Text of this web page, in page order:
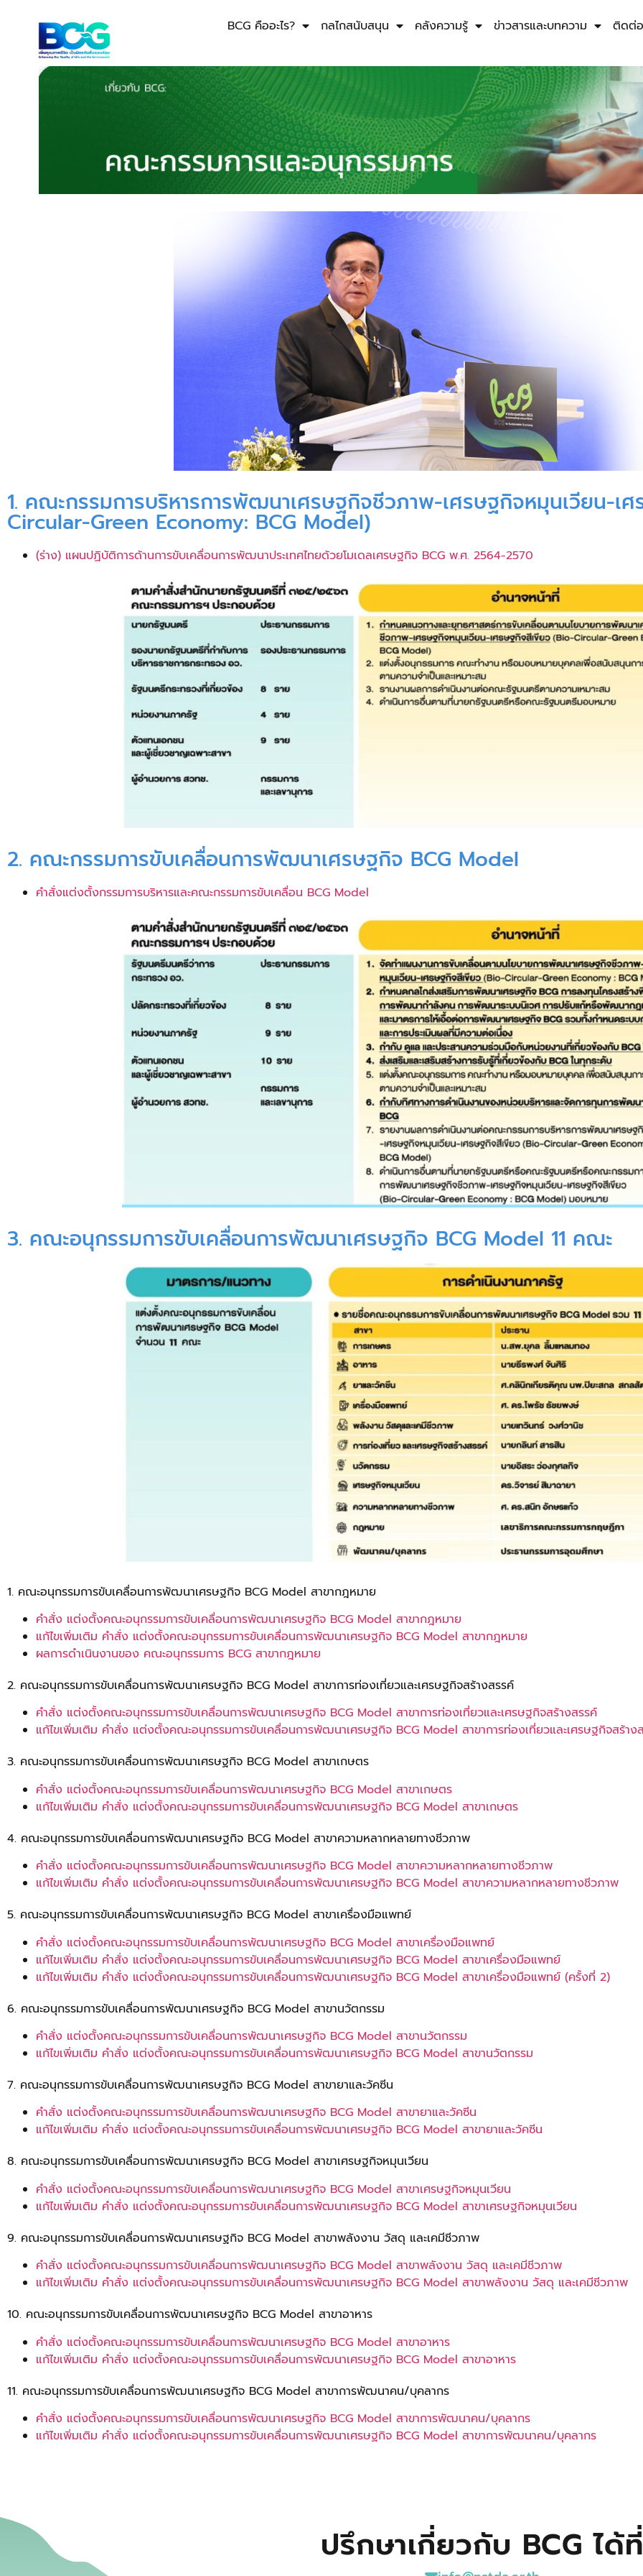
BCG คืออะไร? กลไกสนับสนุน คลังความรู้ ข่าวสารและบทความ ติดต่อ
1. คณะกรรมการบริหารการพัฒนาเศรษฐกิจชีวภาพ-เศรษฐกิจหมุนเวียน-เ
Circular-Green Economy: BCG Model)
(ร่าง) แผนปฏิบัติการด้านการขับเคลื่อนการพัฒนาประเทศไทยด้วยโมเดลเศรษฐกิจ BCG พ.ศ. 2564-2570
2. คณะกรรมการขับเคลื่อนการพัฒนาเศรษฐกิจ BCG Model
คำสั่งแต่งตั้งกรรมการบริหารและคณะกรรมการขับเคลื่อน BCG Model
3. คณะอนุกรรมการขับเคลื่อนการพัฒนาเศรษฐกิจ BCG Model 11 คณะ
1. คณะอนุกรรมการขับเคลื่อนการพัฒนาเศรษฐกิจ BCG Model สาขากฎหมาย
คำสั่ง แต่งตั้งคณะอนุกรรมการขับเคลื่อนการพัฒนาเศรษฐกิจ BCG Model สาขากฎหมาย
แก้ไขเพิ่มเติม คำสั่ง แต่งตั้งคณะอนุกรรมการขับเคลื่อนการพัฒนาเศรษฐกิจ BCG Model สาขากฎหมาย
ผลการดำเนินงานของ คณะอนุกรรมการ BCG สาขากฎหมาย
2. คณะอนุกรรมการขับเคลื่อนการพัฒนาเศรษฐกิจ BCG Model สาขาการท่องเที่ยวและเศรษฐกิจสร้างสรรค์
คำสั่ง แต่งตั้งคณะอนุกรรมการขับเคลื่อนการพัฒนาเศรษฐกิจ BCG Model สาขาการท่องเที่ยวและเศรษฐกิจสร้างสรรค์
แก้ไขเพิ่มเติม คำสั่ง แต่งตั้งคณะอนุกรรมการขับเคลื่อนการพัฒนาเศรษฐกิจ BCG Model สาขาการท่องเที่ยวและเศรษฐกิจสร้าง
3. คณะอนุกรรมการขับเคลื่อนการพัฒนาเศรษฐกิจ BCG Model สาขาเกษตร
คำสั่ง แต่งตั้งคณะอนุกรรมการขับเคลื่อนการพัฒนาเศรษฐกิจ BCG Model สาขาเกษตร
แก้ไขเพิ่มเติม คำสั่ง แต่งตั้งคณะอนุกรรมการขับเคลื่อนการพัฒนาเศรษฐกิจ BCG Model สาขาเกษตร
4. คณะอนุกรรมการขับเคลื่อนการพัฒนาเศรษฐกิจ BCG Model สาขาความหลากหลายทางชีวภาพ
คำสั่ง แต่งตั้งคณะอนุกรรมการขับเคลื่อนการพัฒนาเศรษฐกิจ BCG Model สาขาความหลากหลายทางชีวภาพ
แก้ไขเพิ่มเติม คำสั่ง แต่งตั้งคณะอนุกรรมการขับเคลื่อนการพัฒนาเศรษฐกิจ BCG Model สาขาความหลากหลายทางชีวภาพ
5. คณะอนุกรรมการขับเคลื่อนการพัฒนาเศรษฐกิจ BCG Model สาขาเครื่องมือแพทย์
คำสั่ง แต่งตั้งคณะอนุกรรมการขับเคลื่อนการพัฒนาเศรษฐกิจ BCG Model สาขาเครื่องมือแพทย์
แก้ไขเพิ่มเติม คำสั่ง แต่งตั้งคณะอนุกรรมการขับเคลื่อนการพัฒนาเศรษฐกิจ BCG Model สาขาเครื่องมือแพทย์
แก้ไขเพิ่มเติม คำสั่ง แต่งตั้งคณะอนุกรรมการขับเคลื่อนการพัฒนาเศรษฐกิจ BCG Model สาขาเครื่องมือแพทย์ (ครั้งที่ 2)
6. คณะอนุกรรมการขับเคลื่อนการพัฒนาเศรษฐกิจ BCG Model สาขานวัตกรรม
คำสั่ง แต่งตั้งคณะอนุกรรมการขับเคลื่อนการพัฒนาเศรษฐกิจ BCG Model สาขานวัตกรรม
แก้ไขเพิ่มเติม คำสั่ง แต่งตั้งคณะอนุกรรมการขับเคลื่อนการพัฒนาเศรษฐกิจ BCG Model สาขานวัตกรรม
7. คณะอนุกรรมการขับเคลื่อนการพัฒนาเศรษฐกิจ BCG Model สาขายาและวัคซีน
คำสั่ง แต่งตั้งคณะอนุกรรมการขับเคลื่อนการพัฒนาเศรษฐกิจ BCG Model สาขายาและวัคซีน
แก้ไขเพิ่มเติม คำสั่ง แต่งตั้งคณะอนุกรรมการขับเคลื่อนการพัฒนาเศรษฐกิจ BCG Model สาขายาและวัคซีน
8. คณะอนุกรรมการขับเคลื่อนการพัฒนาเศรษฐกิจ BCG Model สาขาเศรษฐกิจหมุนเวียน
คำสั่ง แต่งตั้งคณะอนุกรรมการขับเคลื่อนการพัฒนาเศรษฐกิจ BCG Model สาขาเศรษฐกิจหมุนเวียน
แก้ไขเพิ่มเติม คำสั่ง แต่งตั้งคณะอนุกรรมการขับเคลื่อนการพัฒนาเศรษฐกิจ BCG Model สาขาเศรษฐกิจหมุนเวียน
9. คณะอนุกรรมการขับเคลื่อนการพัฒนาเศรษฐกิจ BCG Model สาขาพลังงาน วัสดุ และเคมีชีวภาพ
คำสั่ง แต่งตั้งคณะอนุกรรมการขับเคลื่อนการพัฒนาเศรษฐกิจ BCG Model สาขาพลังงาน วัสดุ และเคมีชีวภาพ
แก้ไขเพิ่มเติม คำสั่ง แต่งตั้งคณะอนุกรรมการขับเคลื่อนการพัฒนาเศรษฐกิจ BCG Model สาขาพลังงาน วัสดุ และเคมีชีวภาพ
10. คณะอนุกรรมการขับเคลื่อนการพัฒนาเศรษฐกิจ BCG Model สาขาอาหาร
คำสั่ง แต่งตั้งคณะอนุกรรมการขับเคลื่อนการพัฒนาเศรษฐกิจ BCG Model สาขาอาหาร
แก้ไขเพิ่มเติม คำสั่ง แต่งตั้งคณะอนุกรรมการขับเคลื่อนการพัฒนาเศรษฐกิจ BCG Model สาขาอาหาร
11. คณะอนุกรรมการขับเคลื่อนการพัฒนาเศรษฐกิจ BCG Model สาขาการพัฒนาคน/บุคลากร
คำสั่ง แต่งตั้งคณะอนุกรรมการขับเคลื่อนการพัฒนาเศรษฐกิจ BCG Model สาขาการพัฒนาคน/บุคลากร
แก้ไขเพิ่มเติม คำสั่ง แต่งตั้งคณะอนุกรรมการขับเคลื่อนการพัฒนาเศรษฐกิจ BCG Model สาขาการพัฒนาคน/บุคลากร
ปรึกษาเกี่ยวกับ BCG ได้ที่